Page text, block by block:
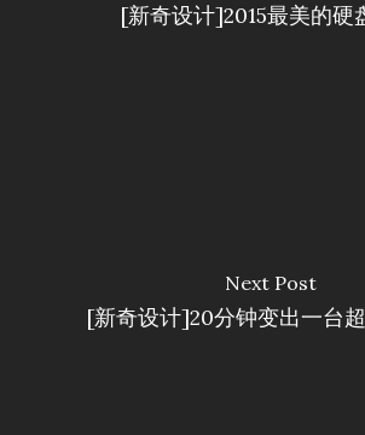
[新奇设计]2015最美的硬
Next Post
[新奇设计]20分钟变出一台